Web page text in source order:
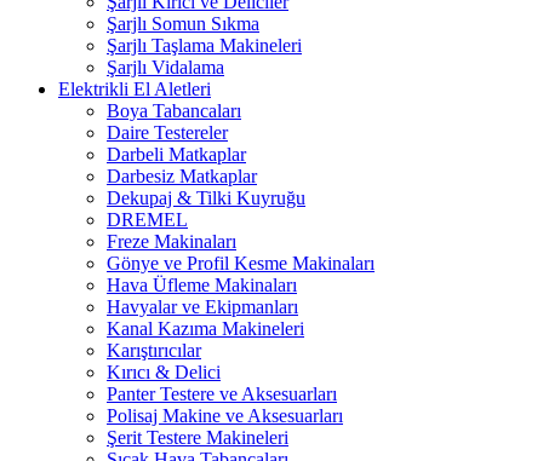
Şarjlı Somun Sıkma
Şarjlı Taşlama Makineleri
Şarjlı Vidalama
Elektrikli El Aletleri
Boya Tabancaları
Daire Testereler
Darbeli Matkaplar
Darbesiz Matkaplar
Dekupaj & Tilki Kuyruğu
DREMEL
Freze Makinaları
Gönye ve Profil Kesme Makinaları
Hava Üfleme Makinaları
Havyalar ve Ekipmanları
Kanal Kazıma Makineleri
Karıştırıcılar
Kırıcı & Delici
Panter Testere ve Aksesuarları
Polisaj Makine ve Aksesuarları
Şerit Testere Makineleri